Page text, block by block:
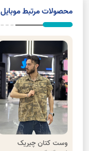
محصولات مرتبط موبایل
وست کتان چیریک